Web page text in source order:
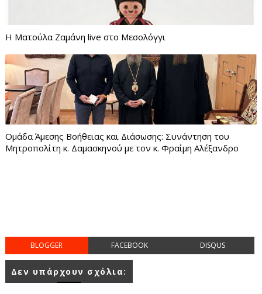
Η Ματούλα Ζαμάνη live στο Μεσολόγγι
Ομάδα Άμεσης Βοήθειας και Διάσωσης: Συνάντηση του
Μητροπολίτη κ. Δαμασκηνού με τον κ. Φραίμη Αλέξανδρο
BLOGGER FACEBOOK DISQUS
Δεν υπάρχουν σχόλια: